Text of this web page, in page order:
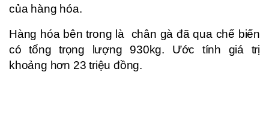
của hàng hóa.
Hàng hóa bên trong là chân gà đã qua chế biến
có tổng trọng lượng 930kg. Ước tính giá trị
khoảng hơn 23 triệu đồng.